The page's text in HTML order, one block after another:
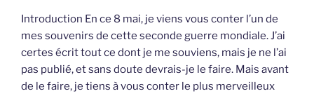
Introduction En ce 8 mai, je viens vous conter l’un de
mes souvenirs de cette seconde guerre mondiale. J’ai
certes écrit tout ce dont je me souviens, mais je ne l’ai
pas publié, et sans doute devrais-je le faire. Mais avant
de le faire, je tiens à vous conter le plus merveilleux